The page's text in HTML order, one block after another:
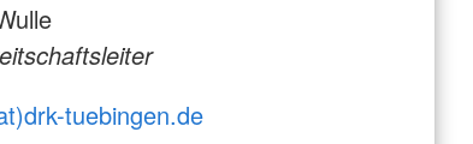
tuebingen.de